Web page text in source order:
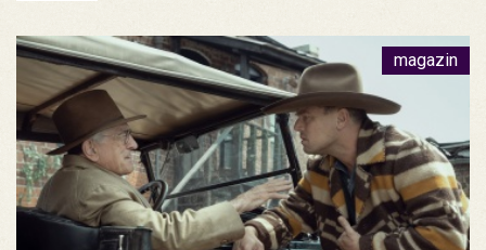
magazin